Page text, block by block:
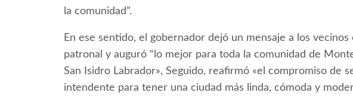
la comunidad”.
En ese sentido, el gobernador dejó un mensaje a los
patronal y auguró “lo mejor para toda la comunidad de
San Isidro Labrador», Seguido, reafirmó «el compromiso de
intendente para tener una ciudad más linda, cómoda y